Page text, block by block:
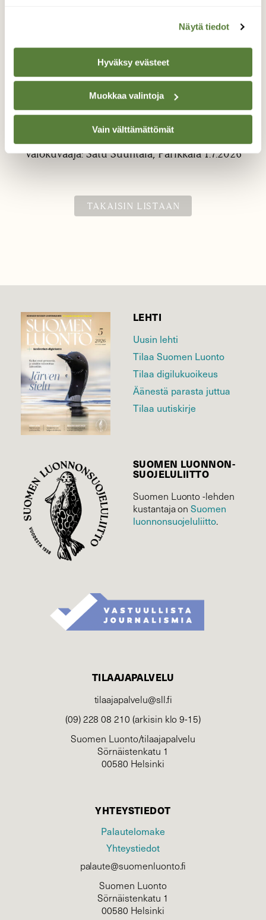
Näytä tiedot
Hyväksy evästeet
Muokkaa valintoja
Vain välttämättömät
Lehtomaitikka
Upeanvärinen kukinto
Valokuvaaja: Satu Suuntala, Parikkala 1.7.2026
TAKAISIN LISTAAN
LEHTI
Uusin lehti
Tilaa Suomen Luonto
Tilaa digilukuoikeus
Äänestä parasta juttua
Tilaa uutiskirje
SUOMEN LUONNON­
SUOJELU­LIITTO
Suomen Luonto -lehden
kustantaja onSuomen
luonnonsuojelu­liitto.
TILAAJAPALVELU
tilaajapalvelu@sll.fi
(09) 228 08 210 (arkisin klo 9-15)
Suomen Luonto/tilaajapalvelu
Sörnäistenkatu 1
00580 Helsinki
YHTEYSTIEDOT
Palautelomake
Yhteystiedot
palaute@suomenluonto.fi
Suomen Luonto
Sörnäistenkatu 1
00580 Helsinki